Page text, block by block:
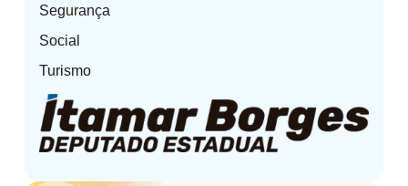
Segurança
Social
Turismo